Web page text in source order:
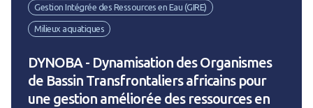
Gestion Intégrée des Ressources en Eau (GIRE)
Milieux aquatiques
DYNOBA - Dynamisation des Organismes
de Bassin Transfrontaliers africains pour
une gestion améliorée des ressources en